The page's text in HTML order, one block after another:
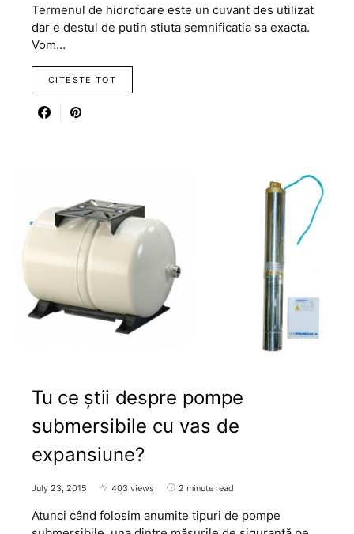
Termenul de hidrofoare este un cuvant des utilizat
dar e destul de putin stiuta semnificatia sa exacta.
Vom…
CITESTE TOT
Tu ce știi despre pompe
submersibile cu vas de
expansiune?
July 23, 2015 403 views 2 minute read
Atunci când folosim anumite tipuri de pompe